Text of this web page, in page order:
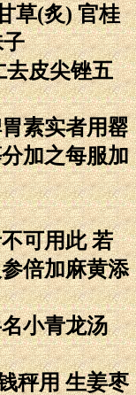
草(炙) 官桂
去皮尖锉五
素实者用罂
加之每服加
可用此 若
倍加麻黄添
小青龙汤
秤用 生姜枣